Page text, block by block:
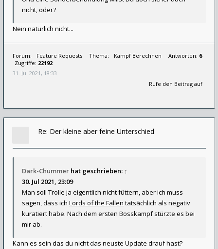
nicht, oder?
Nein natürlich nicht...
Forum: Feature Requests Thema: Kampf Berechnen Antworten: 6
Zugriffe: 22192
31. Jul 2021, 18:33
Rufe den Beitrag auf
Re: Der kleine aber feine Unterschied
Dark-Chummer hat geschrieben: ↑
30. Jul 2021, 23:09
Man soll Trolle ja eigentlich nicht füttern, aber ich muss
sagen, dass ich Lords of the Fallen tatsächlich als negativ
kuratiert habe. Nach dem ersten Bosskampf stürzte es bei
mir ab.
Kann es sein das du nicht das neuste Update drauf hast?